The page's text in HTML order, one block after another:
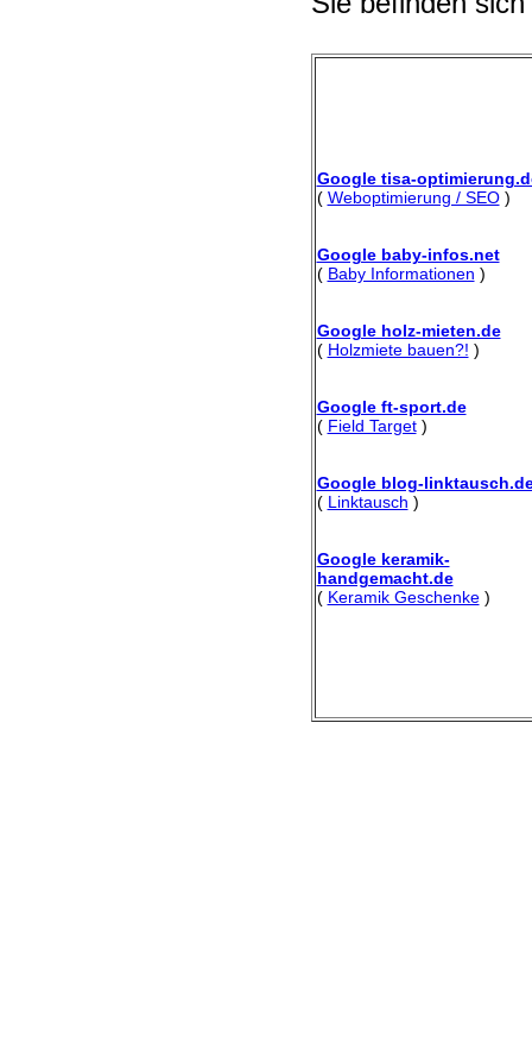
Google tisa-
( Weboptimierung / SEO)
Google baby-infos.net
( Baby Informationen )
Google holz-mieten.de
( Holzmiete bauen?! )
Google ft-sport.de
( Field Target)
Google blog-
( Linktausch )
Google keramik-
handgemacht.de
( Keramik Geschenke)